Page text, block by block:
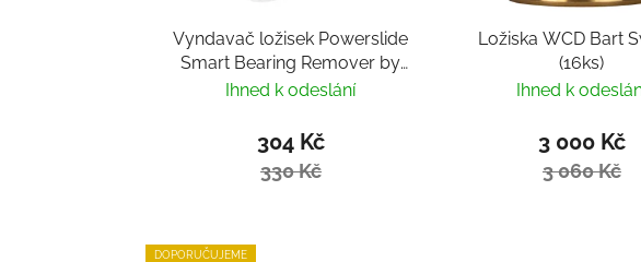
Vyndavač ložisek Powerslide
Smart Bearing Remover by
Villy
Ihned k odeslání
304 Kč
330 Kč
Ložiska WCD Bart
(16ks)
Ihned k
3 000 Kč
3 060 Kč
DOPORUČUJEME